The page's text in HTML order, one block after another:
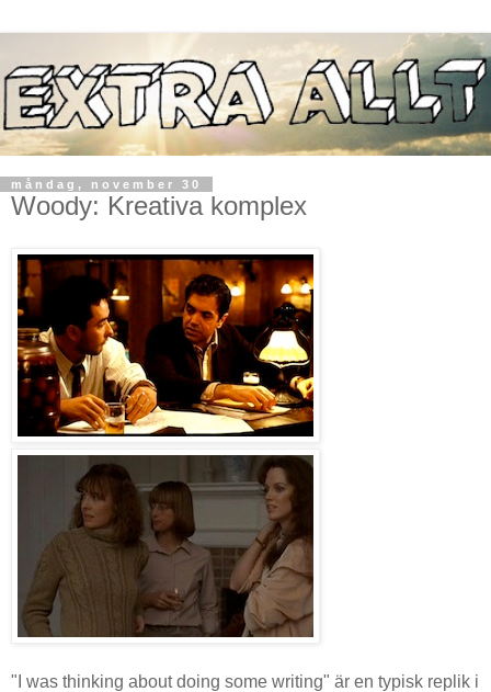
måndag, november 30
Woody: Kreativa komplex
"I was thinking about doing some writing" är en typisk replik i